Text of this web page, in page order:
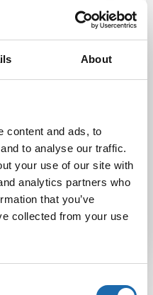
About
content and ads, to
to analyse our traffic.
your use of our site with
analytics partners who
that you’ve
collected from your use
esim. lemmikkien
Softcare sarjasta oma
orgaaniset hajut ja
vain peitä hajua.
LinkedIn